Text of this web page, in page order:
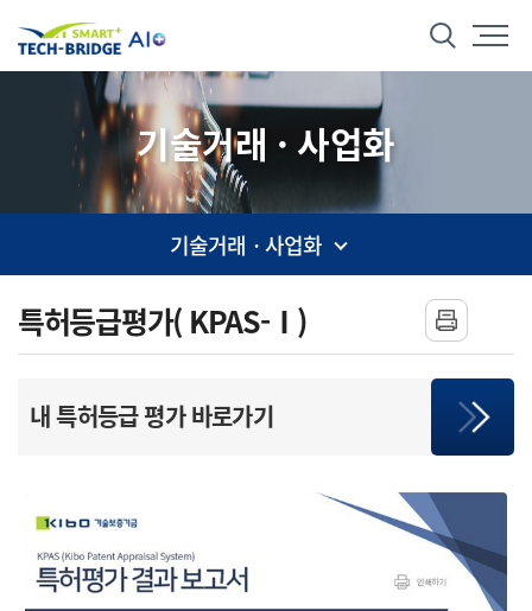
스마트 테크브릿지 통합검색
기술거래 · 사업화
사이드 메뉴
기술거래 · 사업화
특허등급평가( KPAS-Ⅰ)
내 특허등급 평가 바로가기 KPAS등급